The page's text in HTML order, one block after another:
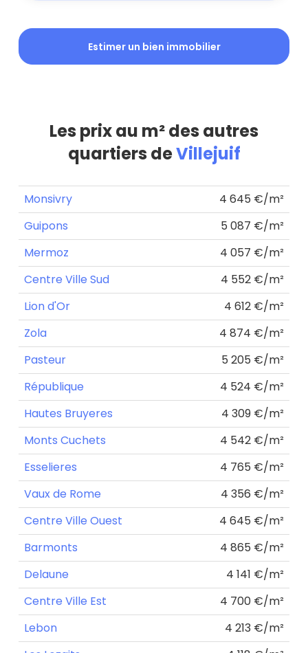
Estimer un bien immobilier
Les prix au m² des autres
quartiers deVillejuif
Monsivry
4 645 €/m²
Guipons
5 087 €/m²
Mermoz
4 057 €/m²
Centre Ville Sud
4 552 €/m²
Lion d'Or
4 612 €/m²
Zola
4 874 €/m²
Pasteur
5 205 €/m²
République
4 524 €/m²
Hautes Bruyeres
4 309 €/m²
Monts Cuchets
4 542 €/m²
Esselieres
4 765 €/m²
Vaux de Rome
4 356 €/m²
Centre Ville Ouest
4 645 €/m²
Barmonts
4 865 €/m²
Delaune
4 141 €/m²
Centre Ville Est
4 700 €/m²
Lebon
4 213 €/m²